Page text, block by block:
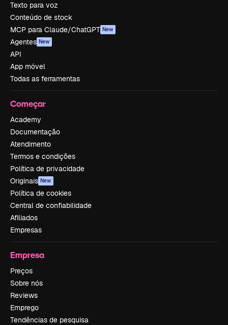
Texto para voz
Conteúdo de stock
MCP para Claude/ChatGPT New
Agentes New
API
App móvel
Todas as ferramentas
Começar
Academy
Documentação
Atendimento
Termos e condições
Política de privacidade
Originais New
Política de cookies
Central de confiabilidade
Afiliados
Empresas
Empresa
Preços
Sobre nós
Reviews
Emprego
Tendências de pesquisa